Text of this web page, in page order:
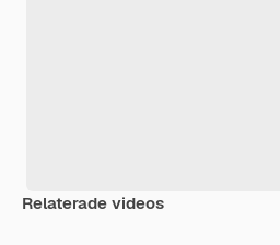
Relaterade videos